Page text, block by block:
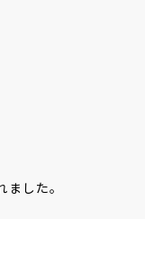
した。